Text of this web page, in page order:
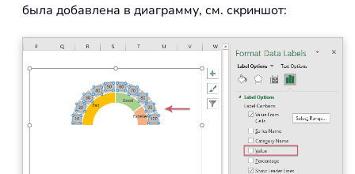
была добавлена в диаграмму, см. скриншот: